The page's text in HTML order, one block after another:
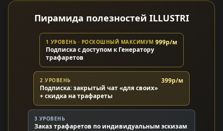
Пирамида полезностей ILLUSTRI
1 УРОВЕНЬ · РОСКОШНЫЙ МАКСИМУМ
Подписка с доступом к Генератору
трафаретов
999р/м
2 УРОВЕНЬ
Подписка: закрытый чат «для своих»
+ скидка на трафареты
399р/м
3 УРОВЕНЬ
Заказ трафаретов по индивидуальным эскизам